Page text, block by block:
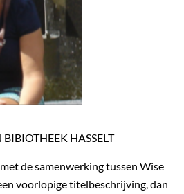
HASSELT
de samenwerking tussen Wise
voorlopige titelbeschrijving, dan